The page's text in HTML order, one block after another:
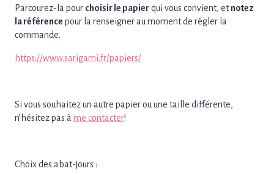
Parcourez-la pour choisir le papierqui vous convient, etnotez
la référence pour la renseigner au moment de régler la
commande.
https://www.sarigami.fr/papiers/
Si vous souhaitez un autre papier ou une taille différente,
n’hésitez pas à me contacter!
Choix des abat-jours :